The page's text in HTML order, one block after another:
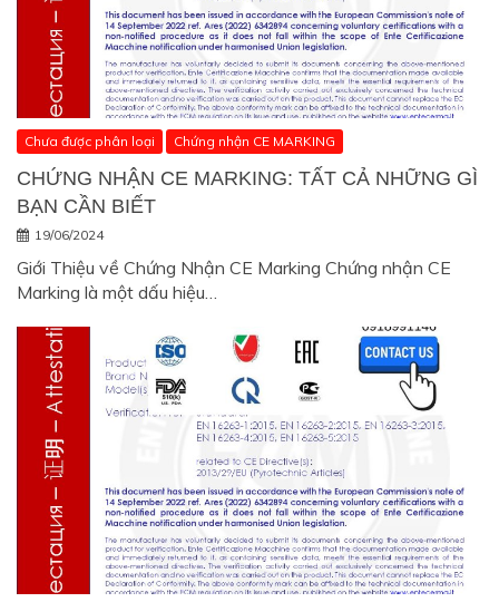
Chưa được phân loại Chứng nhận CE MARKING
CHỨNG NHẬN CE MARKING: TẤT CẢ NHỮNG GÌ
BẠN CẦN BIẾT
19/06/2024
Giới Thiệu về Chứng Nhận CE Marking Chứng nhận CE
Marking là một dấu hiệu…